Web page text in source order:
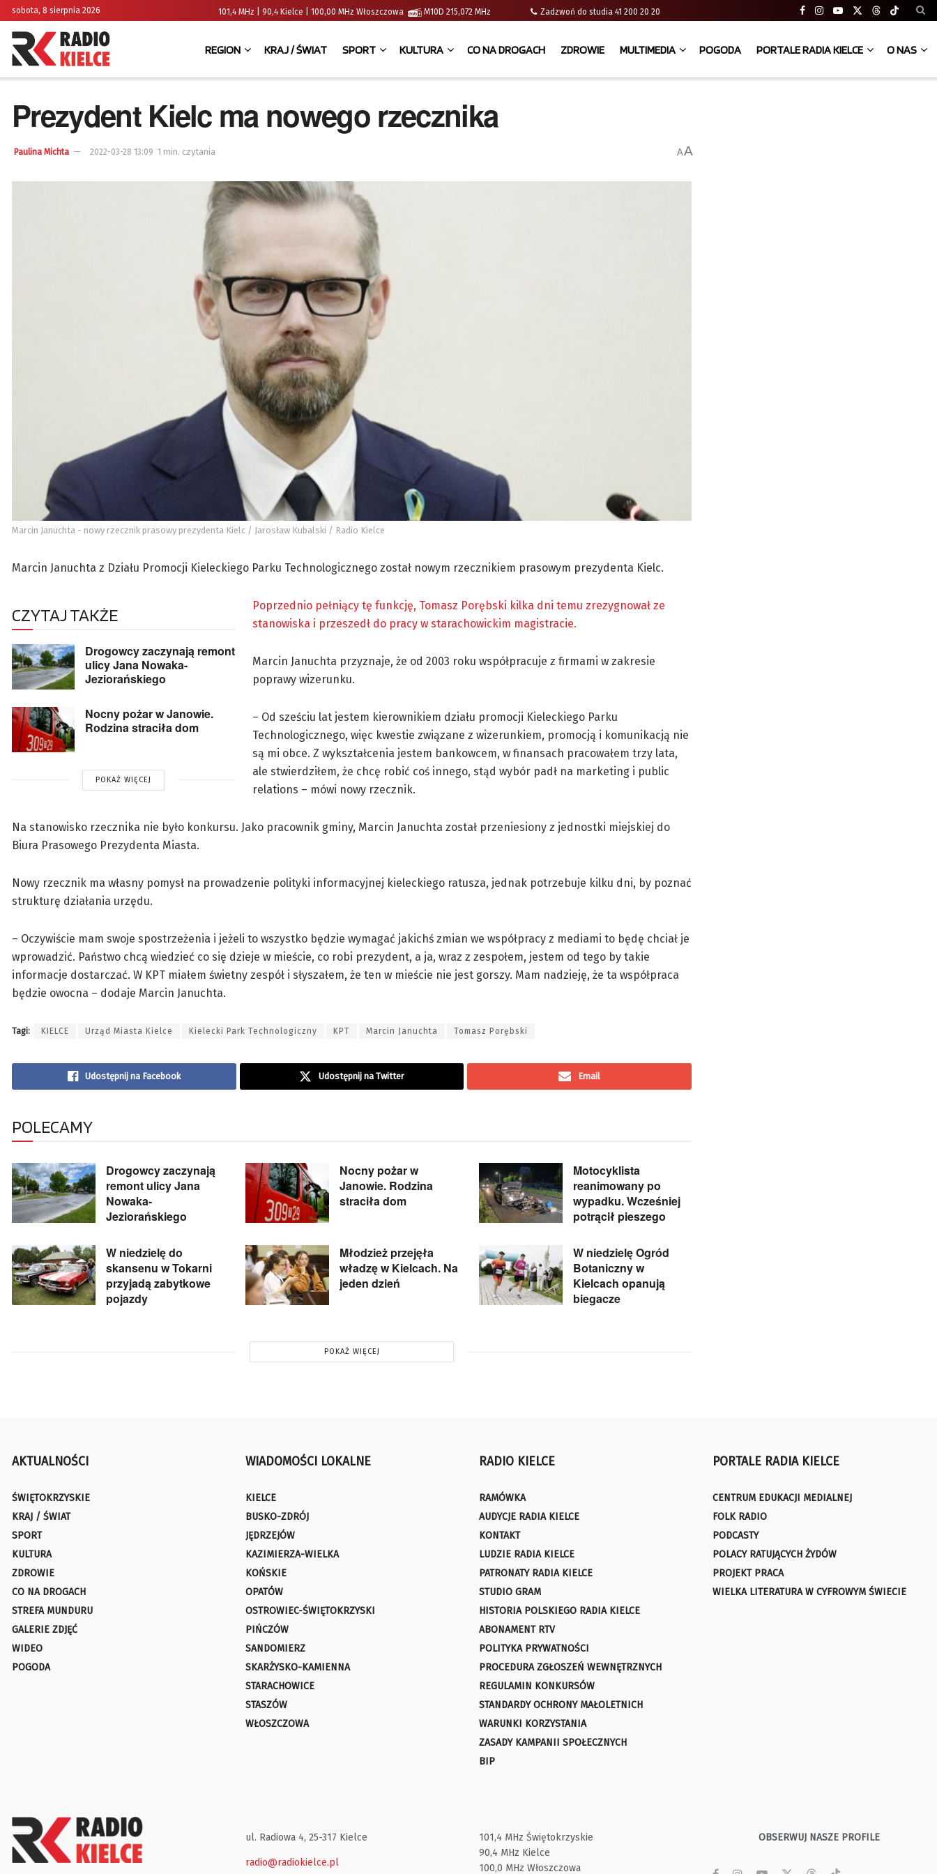
sobota, 8 sierpnia 2026 101,4 MHz | 90,4 Kielce | 100,00 MHz Włoszczowa M10D 215,072 MHz Zadzwoń do studia 41 200 20 20
REGION KRAJ / ŚWIAT SPORT KULTURA CO NA DROGACH ZDROWIE MULTIMEDIA POGODA PORTALE RADIA KIELCE O NAS
Prezydent Kielc ma nowego rzecznika
Paulina Michta 2022-03-28 13:09 1 min. czytania AA
Marcin Januchta - nowy rzecznik prasowy prezydenta Kielc / Jarosław Kubalski / Radio Kielce
Marcin Januchta z Działu Promocji Kieleckiego Parku Technologicznego został nowym rzecznikiem prasowym prezydenta Kielc.
CZYTAJ TAKŻE
Drogowcy zaczynają remont
ulicy Jana Nowaka-
Jeziorańskiego
Nocny pożar w Janowie.
Rodzina straciła dom
POKAŻ WIĘCEJ
Poprzednio pełniący tę funkcję, Tomasz Porębski kilka dni temu zrezygnował ze
stanowiska i przeszedł do pracy w starachowickim magistracie.
Marcin Januchta przyznaje, że od 2003 roku współpracuje z firmami w zakresie
poprawy wizerunku.
– Od sześciu lat jestem kierownikiem działu promocji Kieleckiego Parku
Technologicznego, więc kwestie związane z wizerunkiem, promocją i komunikacją nie
są mi obce. Z wykształcenia jestem bankowcem, w finansach pracowałem trzy lata,
ale stwierdziłem, że chcę robić coś innego, stąd wybór padł na marketing i public
relations – mówi nowy rzecznik.
Na stanowisko rzecznika nie było konkursu. Jako pracownik gminy, Marcin Januchta został przeniesiony z jednostki miejskiej do
Biura Prasowego Prezydenta Miasta.
Nowy rzecznik ma własny pomysł na prowadzenie polityki informacyjnej kieleckiego ratusza, jednak potrzebuje kilku dni, by poznać
strukturę działania urzędu.
– Oczywiście mam swoje spostrzeżenia i jeżeli to wszystko będzie wymagać jakichś zmian we współpracy z mediami to będę chciał je
wprowadzić. Państwo chcą wiedzieć co się dzieje w mieście, co robi prezydent, a ja, wraz z zespołem, jestem od tego by takie
informacje dostarczać. W KPT miałem świetny zespół i słyszałem, że ten w mieście nie jest gorszy. Mam nadzieję, że ta współpraca
będzie owocna – dodaje Marcin Januchta.
Tagi: KIELCE Urząd Miasta Kielce Kielecki Park Technologiczny KPT Marcin Januchta Tomasz Porębski
Udostępnij na Facebook Udostępnij na Twitter Email
POLECAMY
Drogowcy zaczynają
remont ulicy Jana
Nowaka-
Jeziorańskiego
Nocny pożar w
Janowie. Rodzina
straciła dom
Motocyklista
reanimowany po
wypadku. Wcześniej
potrącił pieszego
W niedzielę do
skansenu w Tokarni
przyjadą zabytkowe
pojazdy
Młodzież przejęła
władzę w Kielcach. Na
jeden dzień
W niedzielę Ogród
Botaniczny w
Kielcach opanują
biegacze
POKAŻ WIĘCEJ
AKTUALNOŚCI
ŚWIĘTOKRZYSKIE
KRAJ / ŚWIAT
SPORT
KULTURA
ZDROWIE
CO NA DROGACH
STREFA MUNDURU
GALERIE ZDJĘĆ
WIDEO
POGODA
WIADOMOŚCI LOKALNE
KIELCE
BUSKO-ZDRÓJ
JĘDRZEJÓW
KAZIMIERZA-WIELKA
KOŃSKIE
OPATÓW
OSTROWIEC-ŚWIĘTOKRZYSKI
PIŃCZÓW
SANDOMIERZ
SKARŻYSKO-KAMIENNA
STARACHOWICE
STASZÓW
WŁOSZCZOWA
RADIO KIELCE
RAMÓWKA
AUDYCJE RADIA KIELCE
KONTAKT
LUDZIE RADIA KIELCE
PATRONATY RADIA KIELCE
STUDIO GRAM
HISTORIA POLSKIEGO RADIA KIELCE
ABONAMENT RTV
POLITYKA PRYWATNOŚCI
PROCEDURA ZGŁOSZEŃ WEWNĘTRZNYCH
REGULAMIN KONKURSÓW
STANDARDY OCHRONY MAŁOLETNICH
WARUNKI KORZYSTANIA
ZASADY KAMPANII SPOŁECZNYCH
BIP
PORTALE RADIA KIELCE
CENTRUM EDUKACJI MEDIALNEJ
FOLK RADIO
PODCASTY
POLACY RATUJĄCYCH ŻYDÓW
PROJEKT PRACA
WIELKA LITERATURA W CYFROWYM ŚWIECIE
ul. Radiowa 4, 25-317 Kielce
radio@radiokielce.pl
101,4 MHz Świętokrzyskie
90,4 MHz Kielce
100,0 MHz Włoszczowa
OBSERWUJ NASZE PROFILE